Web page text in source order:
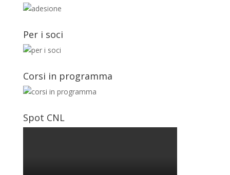
Per i soci
Corsi in programma
Spot CNL